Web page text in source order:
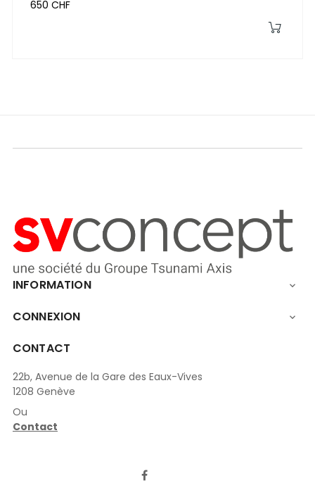
650 CHF
INFORMATION 
CONNEXION 
CONTACT
22b, Avenue de la Gare des Eaux-Vives
1208 Genève
Ou
Contact